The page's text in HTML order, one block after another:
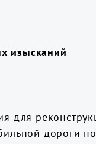
изысканий
для
дороги